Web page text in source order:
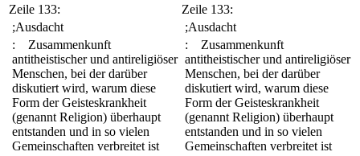
Zeile 133:
Zeile 133:
;Ausdacht
;Ausdacht
: Zusammenkunft
antitheistischer und antireligiöser
Menschen, bei der darüber
diskutiert wird, warum diese
Form der Geisteskrankheit
(genannt Religion) überhaupt
entstanden und in so vielen
Gemeinschaften verbreitet ist
: Zusammenkunft
antitheistischer und antireligiöser
Menschen, bei der darüber
diskutiert wird, warum diese
Form der Geisteskrankheit
(genannt Religion) überhaupt
entstanden und in so vielen
Gemeinschaften verbreitet ist